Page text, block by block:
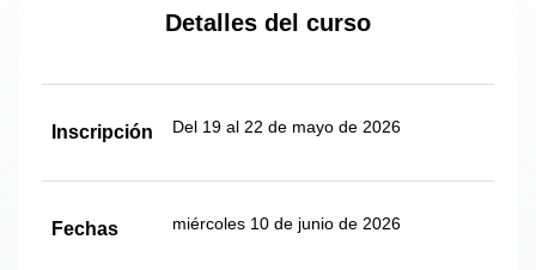
Detalles del curso
Inscripción Del 19 al 22 de mayo de 2026
Fechas miércoles 10 de junio de 2026